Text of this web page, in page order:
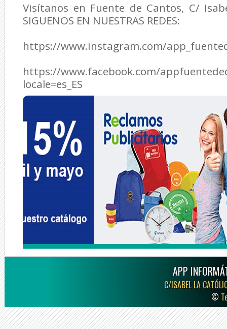
Visítanos en Fuente de Cantos, C/
SIGUENOS EN NUESTRAS REDES:
https://www.instagram.com/
https://www.facebook.com/
locale=es_ES
APP
C/ISABEL LA
©